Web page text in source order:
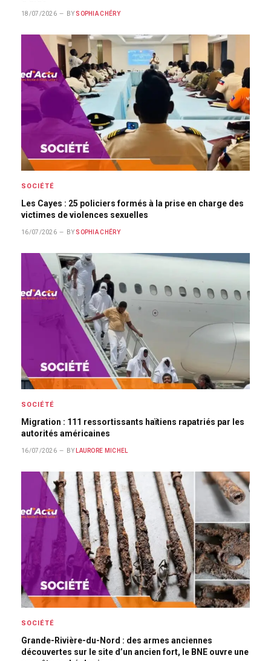
18/07/2026 BY SOPHIA CHÉRY
SOCIÉTÉ
Les Cayes : 25 policiers formés à la prise en charge des
victimes de violences sexuelles
16/07/2026 BY SOPHIA CHÉRY
SOCIÉTÉ
Migration : 111 ressortissants haïtiens rapatriés par les
autorités américaines
16/07/2026 BY LAURORE MICHEL
SOCIÉTÉ
Grande-Rivière-du-Nord : des armes anciennes
découvertes sur le site d’un ancien fort, le BNE ouvre une